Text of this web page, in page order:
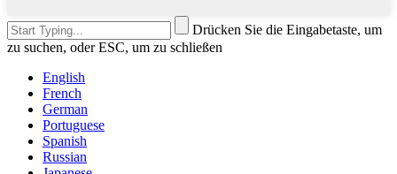
Drücken Sie die Eingabetaste, um
zu suchen, oder ESC, um zu schließen
English
French
German
Portuguese
Spanish
Russian